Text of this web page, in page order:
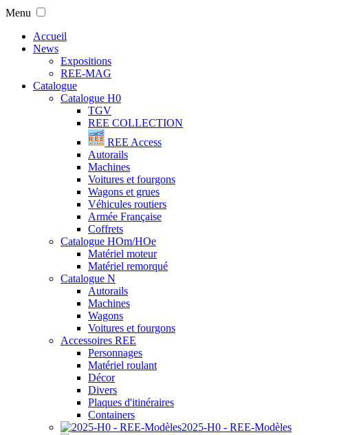
Menu
Accueil
News
Expositions
REE-MAG
Catalogue
Catalogue H0
TGV
REE COLLECTION
REE Access
Autorails
Machines
Voitures et fourgons
Wagons et grues
Véhicules routiers
Armée Française
Coffrets
Catalogue HOm/HOe
Matériel moteur
Matériel remorqué
Catalogue N
Autorails
Machines
Wagons
Voitures et fourgons
Accessoires REE
Personnages
Matériel roulant
Décor
Divers
Plaques d'itinéraires
Containers
2025-H0 - REE-Modèles